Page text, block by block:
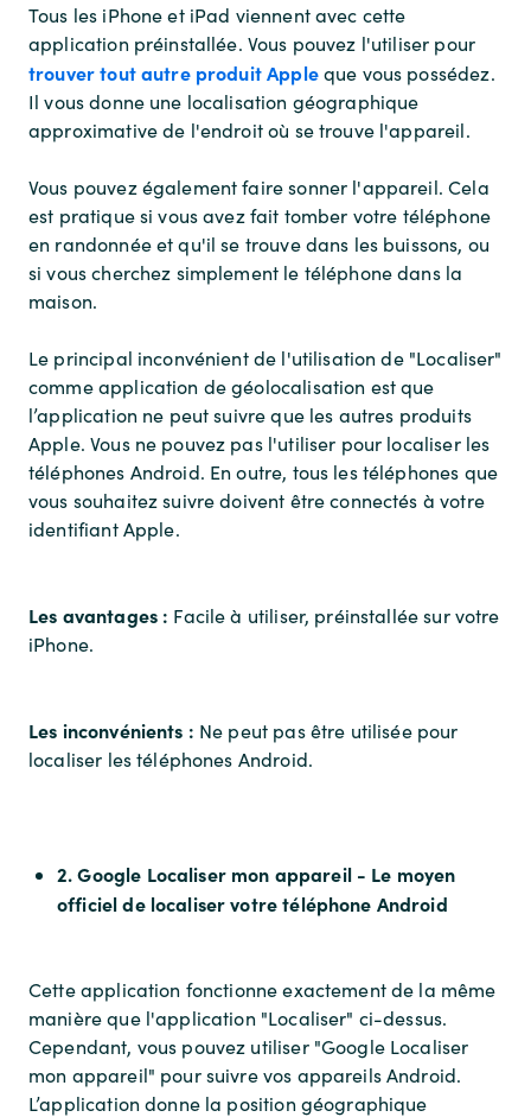
Tous les iPhone et iPad viennent avec cette
application préinstallée. Vous pouvez l'utiliser pour
trouver tout autre produit Appleque vous possédez.
Il vous donne une localisation géographique
approximative de l'endroit où se trouve l'appareil.
Vous pouvez également faire sonner l'appareil. Cela
est pratique si vous avez fait tomber votre téléphone
en randonnée et qu'il se trouve dans les buissons, ou
si vous cherchez simplement le téléphone dans la
maison.
Le principal inconvénient de l'utilisation de "Localiser"
comme application de géolocalisation est que
l’application ne peut suivre que les autres produits
Apple. Vous ne pouvez pas l'utiliser pour localiser les
téléphones Android. En outre, tous les téléphones que
vous souhaitez suivre doivent être connectés à votre
identifiant Apple.
Les avantages : Facile à utiliser, préinstallée sur votre
iPhone.
Les inconvénients : Ne peut pas être utilisée pour
localiser les téléphones Android.
2. Google Localiser mon appareil - Le moyen
officiel de localiser votre téléphone Android
Cette application fonctionne exactement de la même
manière que l'application "Localiser" ci-dessus.
Cependant, vous pouvez utiliser "Google Localiser
mon appareil" pour suivre vos appareils Android.
L’application donne la position géographique